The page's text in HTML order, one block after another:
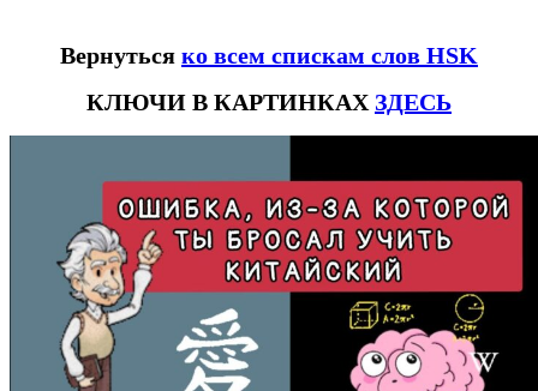
Вернуться ко всем спискам слов HSK
КЛЮЧИ В КАРТИНКАХ ЗДЕСЬ